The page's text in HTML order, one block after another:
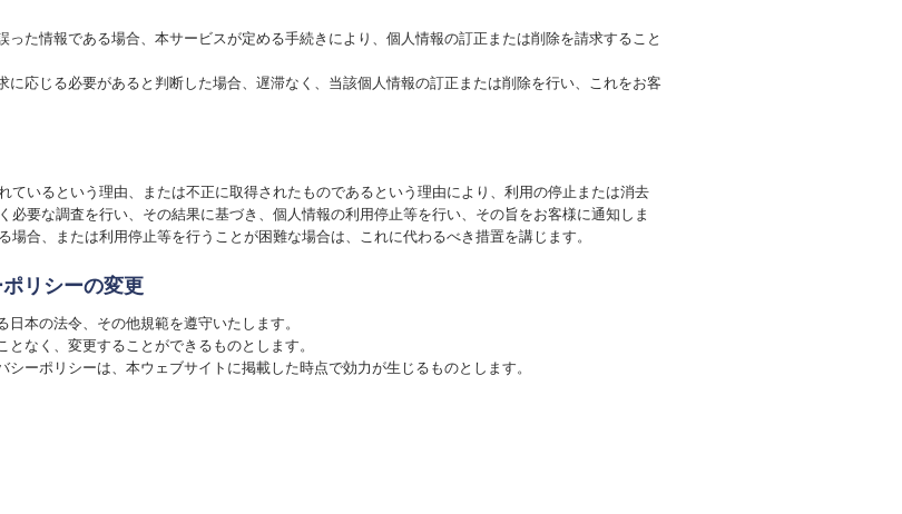
た情報である場合、本サービスが定める手続きにより、個人情報の訂正または削除を請求すること
応じる必要があると判断した場合、遅滞なく、当該個人情報の訂正または削除を行い、これをお客
ているという理由、または不正に取得されたものであるという理由により、利用の停止または消去
必要な調査を行い、その結果に基づき、個人情報の利用停止等を行い、その旨をお客様に通知しま
合、または利用停止等を行うことが困難な場合は、これに代わるべき措置を講じます。
リシーの変更
本の法令、その他規範を遵守いたします。
なく、変更することができるものとします。
ーポリシーは、本ウェブサイトに掲載した時点で効力が生じるものとします。